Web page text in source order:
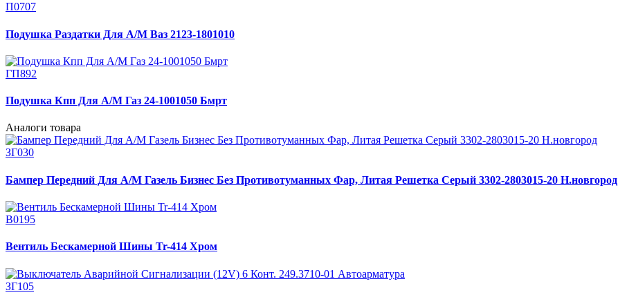
П0707
Подушка Раздатки Для А/М Ваз 2123-1801010
ГП892
Подушка Кпп Для А/М Газ 24-1001050 Бмрт
Аналоги товара
ЗГ030
Бампер Передний Для А/М Газель Бизнес Без Противотуманных Фар, Литая Решетка Серый 3302-2803015-20 Н.новгород
В0195
Вентиль Бескамерной Шины Tr-414 Хром
ЗГ105